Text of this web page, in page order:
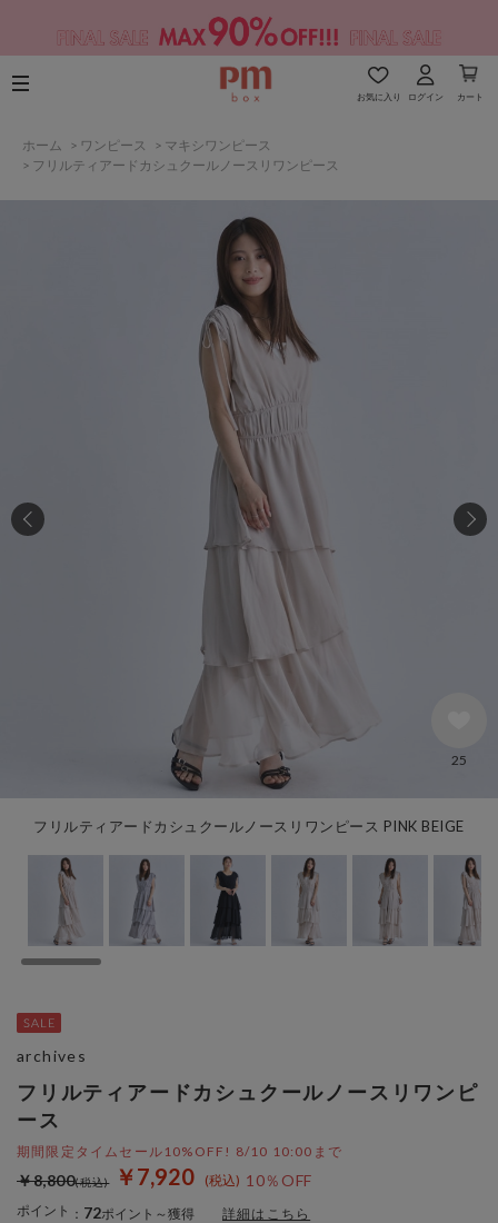
お気に入り ログイン カート
ホーム > ワンピース > マキシワンピース
> フリルティアードカシュクールノースリワンピース
フリルティアードカシュクールノースリワンピース PINK BEIGE
25
フリルティアードカシュクールノースリワンピ
ース
期間限定タイムセール10%OFF! 8/10 10:00まで
￥7,920 10％OFF
￥8,800
ポイント ： 72ポイント～獲得 詳細はこちら
archives